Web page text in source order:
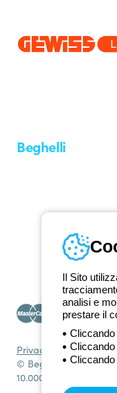
Beghelli
Privacy PolicyCookie
© Beghelli S.p.A.
10.000.000 EUR i.v.
Il Sito
analisi e
prestare il
Cliccando
Cliccando
Cliccando